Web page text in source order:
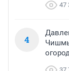
47
4